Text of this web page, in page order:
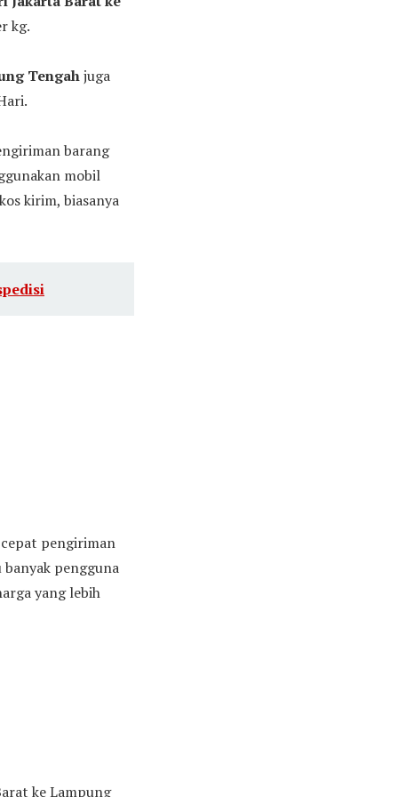
kg.
Tengahjuga
barang
mobil
kirim, biasanya
pengiriman
pengguna
yang lebih
ke Lampung